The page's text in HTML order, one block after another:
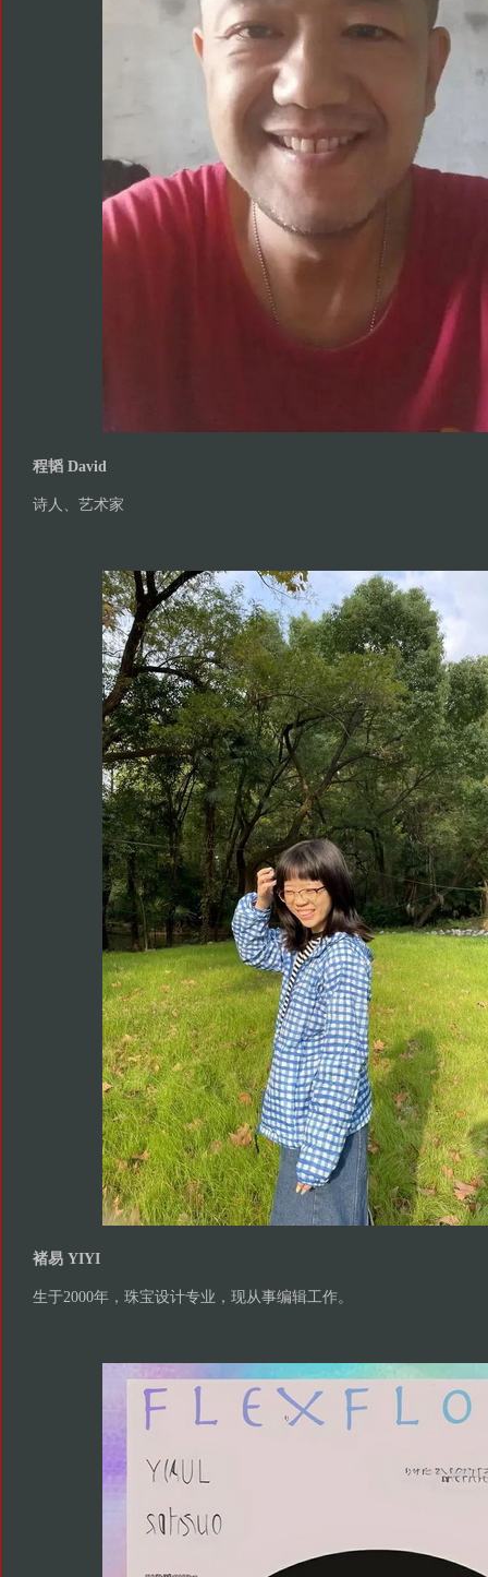
程韬 David
诗人、艺术家
褚易 YIYI
生于2000年，珠宝设计专业，现从事编辑工作。